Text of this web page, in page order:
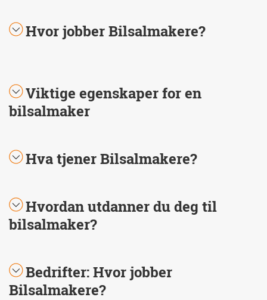
Hvor jobber Bilsalmakere?
Viktige egenskaper for en
bilsalmaker
Hva tjener Bilsalmakere?
Hvordan utdanner du deg til
bilsalmaker?
Bedrifter: Hvor jobber
Bilsalmakere?